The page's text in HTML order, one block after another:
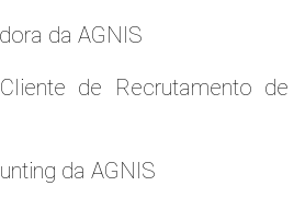
da AGNIS
de Recrutamento de
da AGNIS